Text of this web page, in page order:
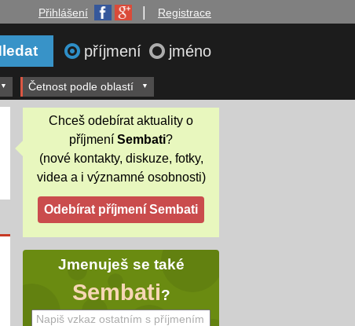
Přihlášení Registrace
příjmení jméno
Četnost podle oblastí
Chceš odebírat aktuality o
příjmení Sembati?
(nové kontakty, diskuze, fotky,
videa a i významné osobnosti)
Jmenuješ se také
Sembati?